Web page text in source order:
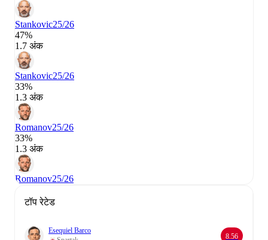
Stankovic25/26
47%
1.7 अंक
Stankovic25/26
33%
1.3 अंक
Romanov25/26
33%
1.3 अंक
Romanov25/26
टॉप रेटेड
Esequiel Barco
8.56